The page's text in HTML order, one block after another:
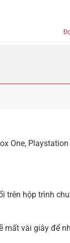
One,
trên hộp trình
mất vài giây để